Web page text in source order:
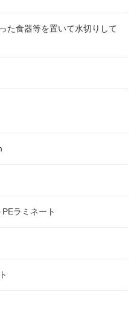
た食器等を置いて水切りして
ラミネート